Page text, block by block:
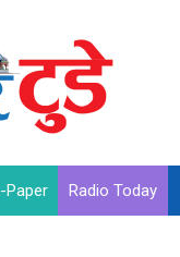
Paper Radio Today